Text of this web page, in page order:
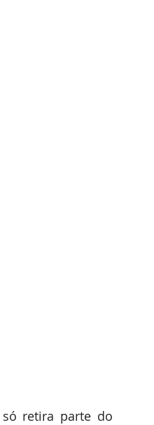
retira parte do